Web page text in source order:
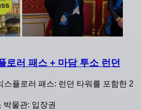
로러 패스 + 마담 투소 런던
스플로러 패스: 런던 타워를 포함한 2
박물관: 입장권